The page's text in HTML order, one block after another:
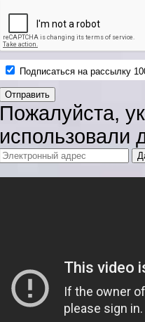
Подписаться на рассылку
Пожалуйста,
использовали